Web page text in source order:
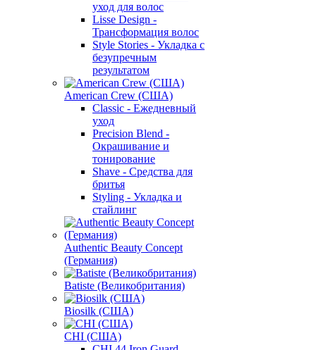
уход для волос
Lisse Design -
Трансформация волос
Style Stories - Укладка с
безупречным
результатом
American Crew (США)
Classic - Ежедневный
уход
Precision Blend -
Окрашивание и
тонирование
Shave - Средства для
бритья
Styling - Укладка и
стайлинг
Authentic Beauty Concept
(Германия)
Batiste (Великобритания)
Biosilk (США)
CHI (США)